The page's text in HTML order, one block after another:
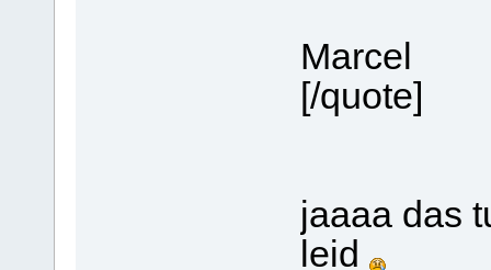
Marcel
[/quote]
jaaaa das
leid